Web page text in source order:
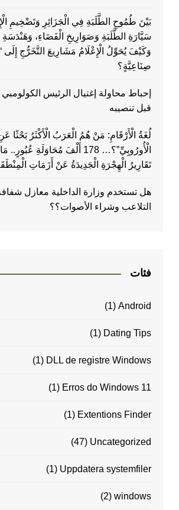
بَيْنَ طُمُوحِ الطَّلَبَةِ فِي الْجَزَائِرِ وَتَضْخِيمِ
سَيَّارَةِ الطَّلَبَةِ وَصَوَارِيخِ الْفَضَاءِ، وَهَنْدَسَةِ
وَكَيْفَ يُحَوِّلُ الْإِعْلَامُ مَشَارِيعَ التَّخَرُّجِ
صِنَاعِيَّةٍ؟
إحباط محاولة إغتيال الرئيس
قبل تنصيبه
لُغَةُ الْأَرْقَامِ: مَنْ هُمُ الْعَرَبُ الْأَكْثَرُ بَحْثًا
الْأُورُوبِيِّ”؟… 178 أَلْفَ مُحَاوَلَةِ
تَقَارِيرُ الْهِجْرَةِ الْجَدِيدَةُ عَنْ أَزَمَاتِ
هل تستخدم وزارة الداخلية معازل
التلاعب وشراء الأصوات؟؟
فئات
Android
(1)
Dating Tips
(1)
DLL de registre Windows
(1)
Erros do Windows 11
(1)
Extentions Finder
(1)
Uncategorized
(47)
Uppdatera systemfiler
(1)
windows
(2)